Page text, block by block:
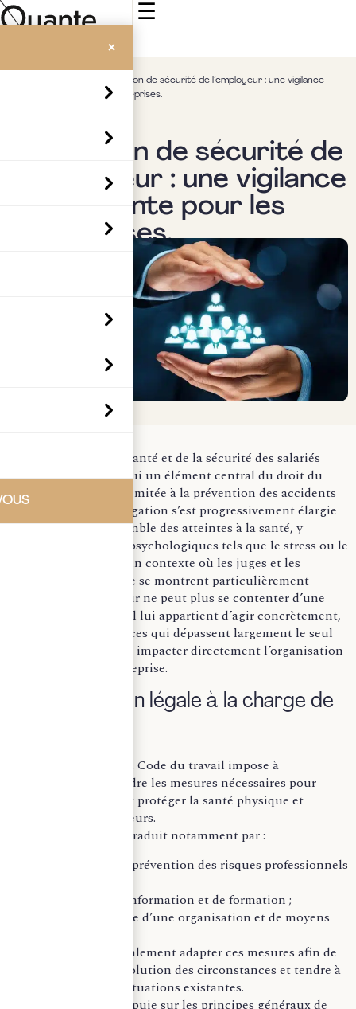
☰
×
Obligation de sécurité de l’employeur : une vigilance
permanente pour les entreprises.
Obligation de sécurité de
l’employeur : une vigilance
permanente pour les
entreprises.
La protection de la santé et de la sécurité des salariés
constitue aujourd’hui un élément central du droit du
travail. Longtemps limitée à la prévention des accidents
du travail, cette obligation s’est progressivement élargie
pour intégrer l’ensemble des atteintes à la santé, y
compris les risques psychologiques tels que le stress ou le
harcèlement. Dans un contexte où les juges et les
autorités de contrôle se montrent particulièrement
vigilants, l’employeur ne peut plus se contenter d’une
approche formelle : il lui appartient d’agir concrètement,
avec des conséquences qui dépassent largement le seul
cadre juridique pour impacter directement l’organisation
et les coûts de l’entreprise.
Une obligation légale à la charge de
L’article L. 4121-1 du Code du travail impose à
l’employeur de prendre les mesures nécessaires pour
assurer la sécurité et protéger la santé physique et
mentale des travailleurs.
Cette obligation se traduit notamment par :
des actions de prévention des risques professionnels
des actions d’information et de formation ;
la mise en place d’une organisation et de moyens
L’employeur doit également adapter ces mesures afin de
tenir compte de l’évolution des circonstances et tendre à
l’amélioration des situations existantes.
Cette démarche s’appuie sur les principes généraux de